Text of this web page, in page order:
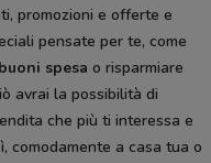
promozioni e offerte e
pensate per te, come
buoni spesa o risparmiare
avrai la possibilità di
che più ti interessa e
comodamente a casa tua o